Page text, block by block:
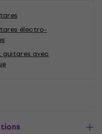
électro-
guitares avec